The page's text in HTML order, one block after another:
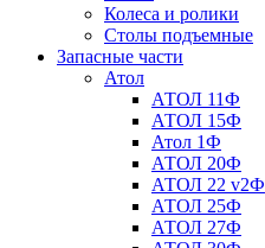
Колеса и ролики
Столы подъемные
Запасные части
Атол
АТОЛ 11Ф
АТОЛ 15Ф
Атол 1Ф
АТОЛ 20Ф
АТОЛ 22 v2Ф
АТОЛ 25Ф
АТОЛ 27Ф